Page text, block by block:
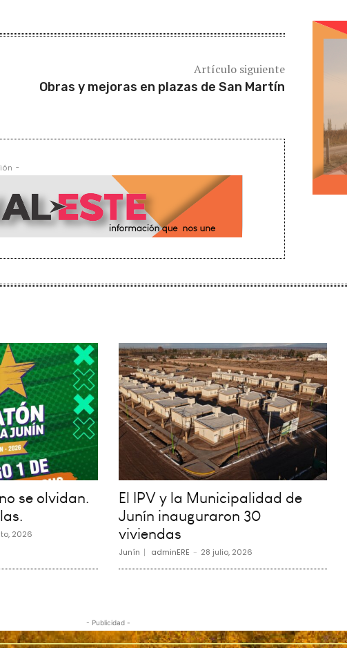
Artículo siguiente
Obras y mejoras en plazas de San Martín
-
se olvidan.
2026
El IPV y la Municipalidad de
Junín inauguraron 30
viviendas
Junín adminERE - 28 julio, 2026
- Publicidad -